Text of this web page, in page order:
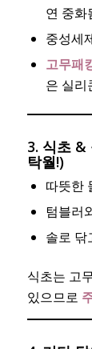
연 중화
중성세
고무패
은 실리
3. 식초 &
탁월!)
따뜻한
텀블러
솔로 닦
식초는 고
있으므로